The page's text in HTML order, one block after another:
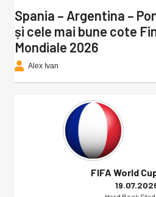
Spania – Argentina –
și cele mai bune cote
Mondiale 2026
Alex Ivan
FIFA World